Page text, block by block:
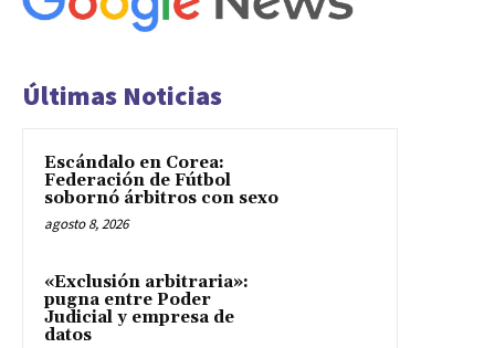
Últimas Noticias
Escándalo en Corea:
Federación de Fútbol
sobornó árbitros con sexo
agosto 8, 2026
«Exclusión arbitraria»:
pugna entre Poder
Judicial y empresa de
datos